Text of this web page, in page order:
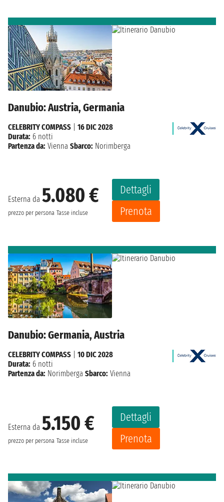
Danubio: Austria, Germania
Esterna da 5.080 €
prezzo per persona Tasse incluse
Dettagli
Prenota
CELEBRITY COMPASS
16 DIC 2028
Durata: 6 notti
Partenza da: Vienna Sbarco: Norimberga
Danubio: Germania, Austria
Esterna da 5.150 €
prezzo per persona Tasse incluse
Dettagli
Prenota
CELEBRITY COMPASS
10 DIC 2028
Durata: 6 notti
Partenza da: Norimberga Sbarco: Vienna